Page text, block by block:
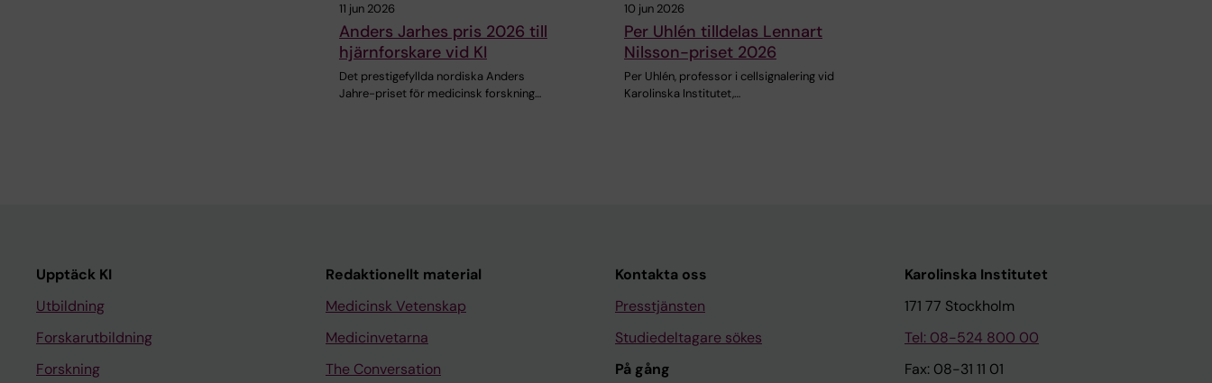
11 jun 2026
Anders Jarhes pris 2026 till
hjärnforskare vid KI
Det prestigefyllda nordiska Anders
Jahre-priset för medicinsk forskning…
10 jun 2026
Per Uhlén tilldelas Lennart
Nilsson-priset 2026
Per Uhlén, professor i cellsignalering vid
Karolinska Institutet,…
Upptäck KI
Utbildning
Forskarutbildning
Forskning
Redaktionellt material
Medicinsk Vetenskap
Medicinvetarna
The Conversation
Kontakta oss
Presstjänsten
Studiedeltagare sökes
På gång
Karolinska Institutet
171 77 Stockholm
Tel: 08-524 800 00
Fax: 08-31 11 01